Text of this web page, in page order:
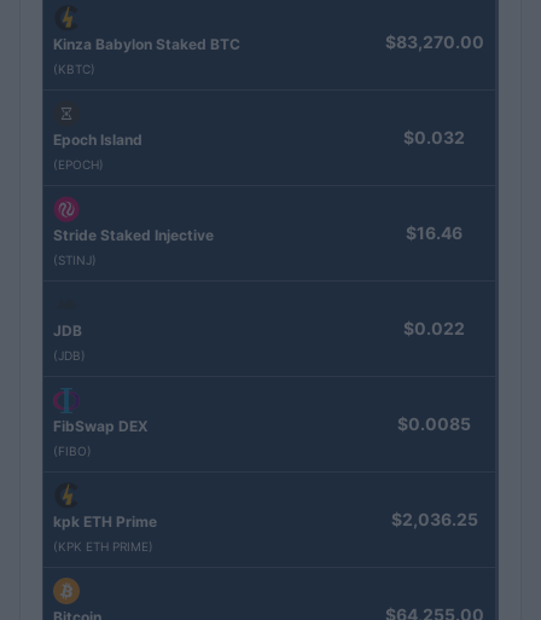
Kinza Babylon Staked BTC
(KBTC)
$83,270.00
Epoch Island
(EPOCH)
$0.032
Stride Staked Injective
(STINJ)
$16.46
JDB
(JDB)
$0.022
FibSwap DEX
(FIBO)
$0.0085
kpk ETH Prime
(KPK ETH PRIME)
$2,036.25
$64,255.00